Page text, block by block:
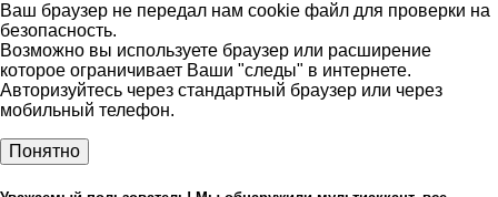
Ваш браузер не передал нам cookie файл для проверки на
безопасность.
Возможно вы используете браузер или расширение
которое ограничивает Ваши "следы" в интернете.
Авторизуйтесь через стандартный браузер или через
мобильный телефон.
Понятно